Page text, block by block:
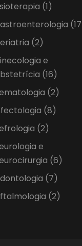
(1)
(2)
e
(16)
(2)
(8)
(2)
e
(6)
(7)
(2)